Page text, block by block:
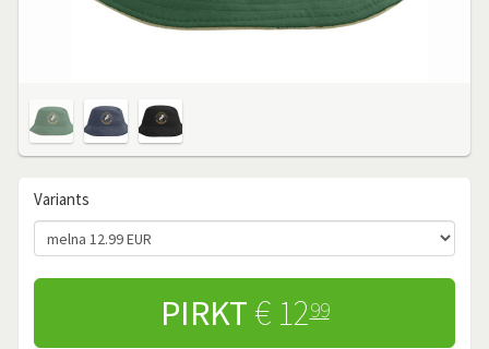
Variants
PIRKT € 1299